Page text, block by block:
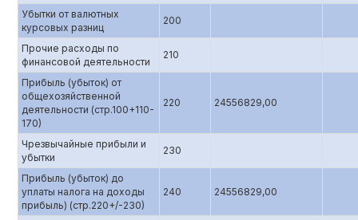
Убытки от валютных
курсовых разниц
200
Прочие расходы по
финансовой деятельности
210
Прибыль (убыток) от
общехозяйственной
деятельности (стр.100+110-
170)
220 24556829,00
Чрезвычайные прибыли и
убытки
230
Прибыль (убыток) до
уплаты налога на доходы
прибыль) (стр.220+/-230)
240 24556829,00